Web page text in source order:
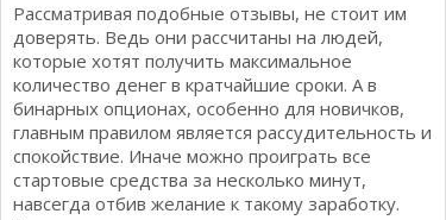
Рассматривая подобные отзывы, не стоит им
доверять. Ведь они рассчитаны на людей,
которые хотят получить максимальное
количество денег в кратчайшие сроки. А в
бинарных опционах, особенно для новичков,
главным правилом является рассудительность и
спокойствие. Иначе можно проиграть все
стартовые средства за несколько минут,
навсегда отбив желание к такому заработку.